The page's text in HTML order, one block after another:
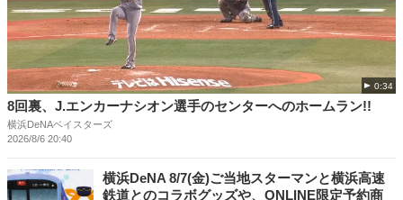
0:34
8回裏、J.エンカーナシオン選手のセンターへのホームラン!!
横浜DeNAベイスターズ
2026/8/6 20:40
横浜DeNA 8/7(金)ご当地スターマンと横浜高速
鉄道とのコラボグッズや、ONLINE限定予約商